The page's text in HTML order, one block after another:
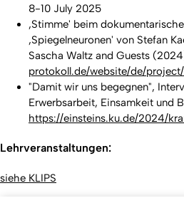
8-10 July 2025
,Stimme' beim
,Spiegelneuronen' von Stefan
Sascha Waltz and Guests
protokoll.de/website/de/
"Damit wir uns begegnen",
Erwerbsarbeit, Einsamkeit und
https://einsteins.ku.de/2024/
Lehrveranstaltungen:
siehe KLIPS